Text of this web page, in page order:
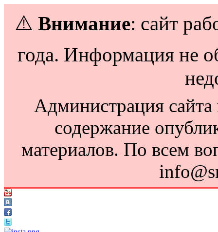
⚠️ Внимание: сайт
года. Информация не
Администрация сайта
содержание
материалов. По всем